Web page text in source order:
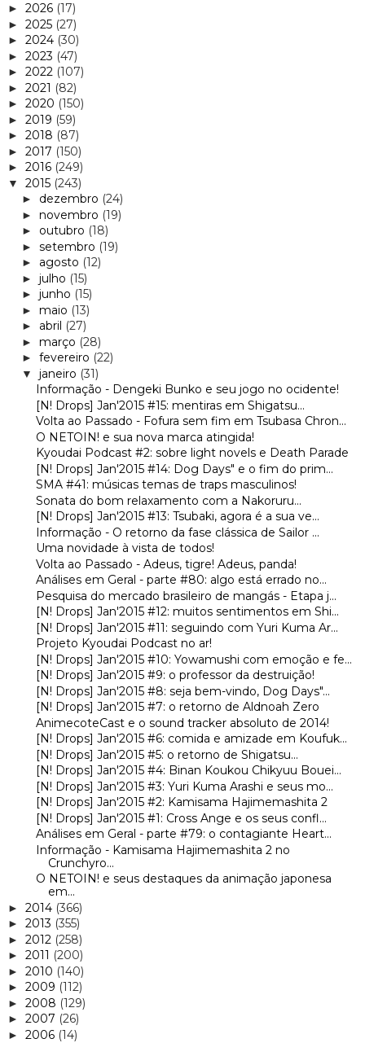
► 2026 (17)
► 2025 (27)
► 2024 (30)
► 2023 (47)
► 2022 (107)
► 2021 (82)
► 2020 (150)
► 2019 (59)
► 2018 (87)
► 2017 (150)
► 2016 (249)
▼ 2015 (243)
► dezembro (24)
► novembro (19)
► outubro (18)
► setembro (19)
► agosto (12)
► julho (15)
► junho (15)
► maio (13)
► abril (27)
► março (28)
► fevereiro (22)
▼ janeiro (31)
Informação - Dengeki Bunko e seu jogo no ocidente!
[N! Drops] Jan'2015 #15: mentiras em Shigatsu...
Volta ao Passado - Fofura sem fim em Tsubasa Chron...
O NETOIN! e sua nova marca atingida!
Kyoudai Podcast #2: sobre light novels e Death Parade
[N! Drops] Jan'2015 #14: Dog Days" e o fim do prim...
SMA #41: músicas temas de traps masculinos!
Sonata do bom relaxamento com a Nakoruru...
[N! Drops] Jan'2015 #13: Tsubaki, agora é a sua ve...
Informação - O retorno da fase clássica de Sailor ...
Uma novidade à vista de todos!
Volta ao Passado - Adeus, tigre! Adeus, panda!
Análises em Geral - parte #80: algo está errado no...
Pesquisa do mercado brasileiro de mangás - Etapa j...
[N! Drops] Jan'2015 #12: muitos sentimentos em Shi...
[N! Drops] Jan'2015 #11: seguindo com Yuri Kuma Ar...
Projeto Kyoudai Podcast no ar!
[N! Drops] Jan'2015 #10: Yowamushi com emoção e fe...
[N! Drops] Jan'2015 #9: o professor da destruição!
[N! Drops] Jan'2015 #8: seja bem-vindo, Dog Days"...
[N! Drops] Jan'2015 #7: o retorno de Aldnoah Zero
AnimecoteCast e o sound tracker absoluto de 2014!
[N! Drops] Jan'2015 #6: comida e amizade em Koufuk...
[N! Drops] Jan'2015 #5: o retorno de Shigatsu...
[N! Drops] Jan'2015 #4: Binan Koukou Chikyuu Bouei...
[N! Drops] Jan'2015 #3: Yuri Kuma Arashi e seus mo...
[N! Drops] Jan'2015 #2: Kamisama Hajimemashita 2
[N! Drops] Jan'2015 #1: Cross Ange e os seus confl...
Análises em Geral - parte #79: o contagiante Heart...
Informação - Kamisama Hajimemashita 2 no
Crunchyro...
O NETOIN! e seus destaques da animação japonesa
em...
► 2014 (366)
► 2013 (355)
► 2012 (258)
► 2011 (200)
► 2010 (140)
► 2009 (112)
► 2008 (129)
► 2007 (26)
► 2006 (14)